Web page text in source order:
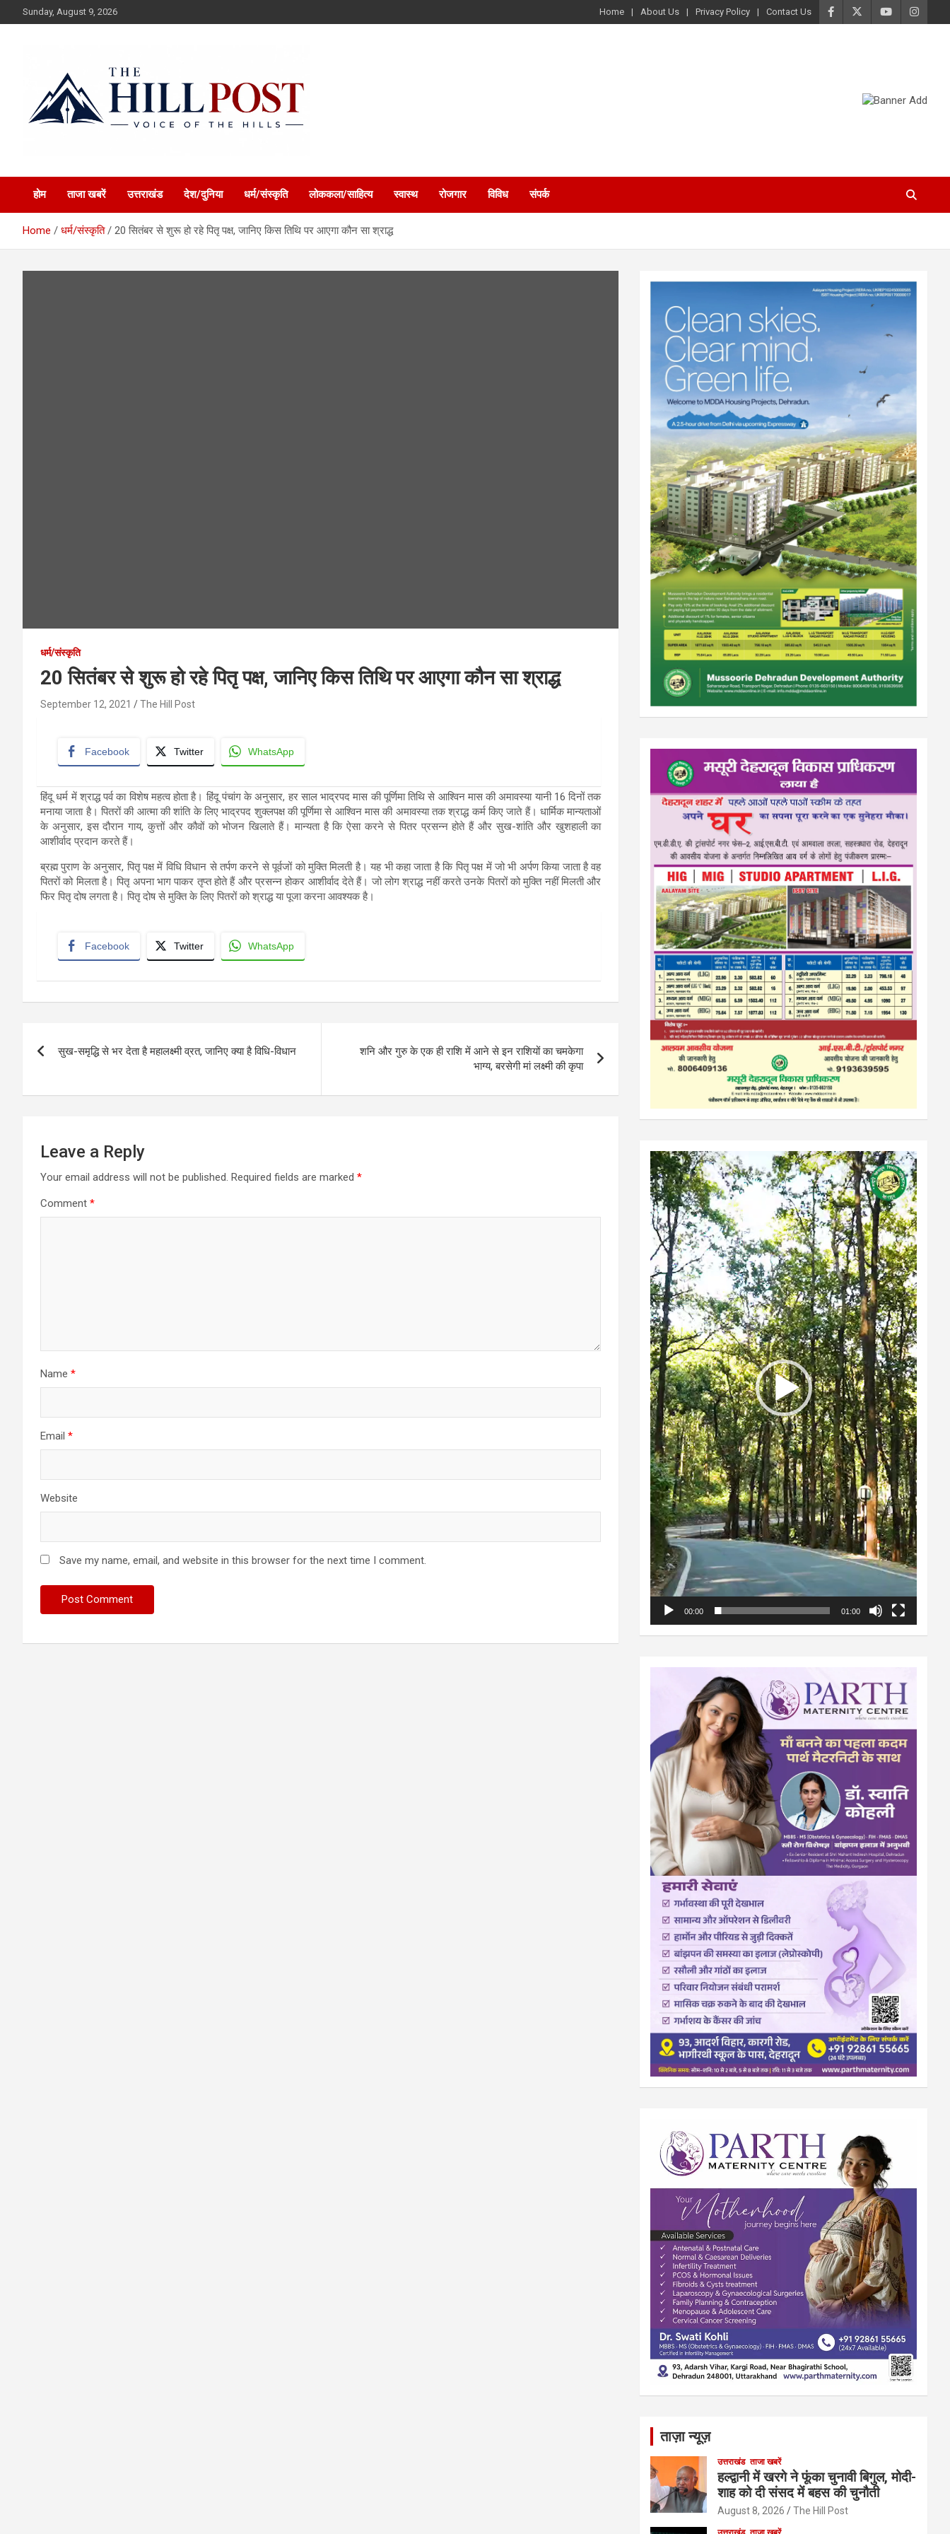
to
Sunday, August 9, 2026 Home About Us Privacy Policy Contact Us
The Hillpost
होम ताजा खबरें उत्तराखंड देश/दुनिया धर्म/संस्कृति लोककला/साहित्य स्वास्थ रोजगार विविध संपर्क
Home धर्म/संस्कृति 20 सितंबर से शुरू हो रहे पितृ पक्ष, जानिए किस तिथि पर आएगा कौन सा श्राद्ध
धर्म/संस्कृति
20 सितंबर से शुरू हो रहे पितृ पक्ष, जानिए किस तिथि पर आएगा कौन सा श्राद्ध
September 12, 2021 The Hill Post
Facebook Twitter WhatsApp
हिंदू धर्म में श्राद्ध पर्व का विशेष महत्व होता है। हिंदू पंचांग के अनुसार, हर साल भाद्रपद मास की पूर्णिमा तिथि से आश्विन मास की अमावस्या यानी 16 दिनों तक
मनाया जाता है। पितरों की आत्मा की शांति के लिए भाद्रपद शुक्लपक्ष की पूर्णिमा से आश्विन मास की अमावस्या तक श्राद्ध कर्म किए जाते हैं। धार्मिक मान्यताओं
के अनुसार, इस दौरान गाय, कुत्तों और कौवों को भोजन खिलाते हैं। मान्यता है कि ऐसा करने से पितर प्रसन्न होते हैं और सुख-शांति और खुशहाली का
आशीर्वाद प्रदान करते हैं।
ब्रह्म पुराण के अनुसार, पितृ पक्ष में विधि विधान से तर्पण करने से पूर्वजों को मुक्ति मिलती है। यह भी कहा जाता है कि पितृ पक्ष में जो भी अर्पण किया जाता है वह
पितरों को मिलता है। पितृ अपना भाग पाकर तृप्त होते हैं और प्रसन्न होकर आशीर्वाद देते हैं। जो लोग श्राद्ध नहीं करते उनके पितरों को मुक्ति नहीं मिलती और
फिर पितृ दोष लगता है। पितृ दोष से मुक्ति के लिए पितरों को श्राद्ध या पूजा करना आवश्यक है।
Facebook Twitter WhatsApp
navigation
सुख-समृद्धि से भर देता है महालक्ष्मी व्रत, जानिए क्या है विधि-विधान
शनि और गुरु के एक ही राशि में आने से इन राशियों का चमकेगा
भाग्य, बरसेगी मां लक्ष्मी की कृपा
Leave a Reply
Your email address will not be published. Required fields are marked *
Comment *
Name *
Email *
Website
Save my name, email, and website in this browser for the next time I comment.
Video
Player
00:00 01:00
ताज़ा न्यूज़
उत्तराखंड ताजा खबरें
हल्द्वानी में खरगे ने फूंका चुनावी बिगुल, मोदी-
शाह को दी संसद में बहस की चुनौती
August 8, 2026 The Hill Post